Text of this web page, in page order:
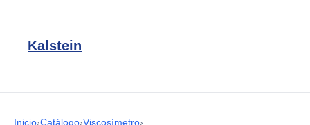
Kalstein
Inicio›Catálogo›Viscosímetro›